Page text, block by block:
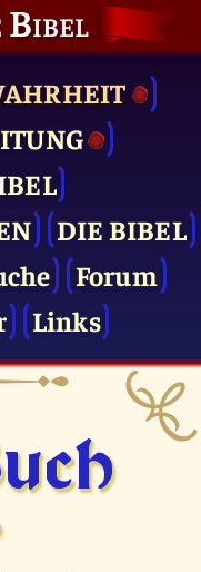
Bibel
DIE BIBEL
Forum
Links